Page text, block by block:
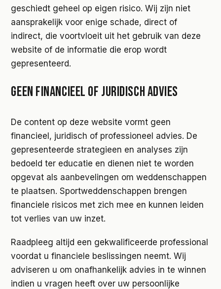
geschiedt geheel op eigen risico. Wij zijn niet
aansprakelijk voor enige schade, direct of
indirect, die voortvloeit uit het gebruik van deze
website of de informatie die erop wordt
gepresenteerd.
GEEN FINANCIEEL OF JURIDISCH ADVIES
De content op deze website vormt geen
financieel, juridisch of professioneel advies. De
gepresenteerde strategieen en analyses zijn
bedoeld ter educatie en dienen niet te worden
opgevat als aanbevelingen om weddenschappen
te plaatsen. Sportweddenschappen brengen
financiele risicos met zich mee en kunnen leiden
tot verlies van uw inzet.
Raadpleeg altijd een gekwalificeerde professional
voordat u financiele beslissingen neemt. Wij
adviseren u om onafhankelijk advies in te winnen
indien u vragen heeft over uw persoonlijke